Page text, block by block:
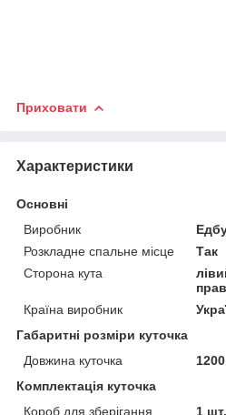
Приховати
Характеристики
Основні
Виробник
Розкладне спальне місце
Так
Сторона кута
Країна виробник
Габаритні розміри куточка
Довжина куточка
Комплектація куточка
Короб для зберігання
1 шт.